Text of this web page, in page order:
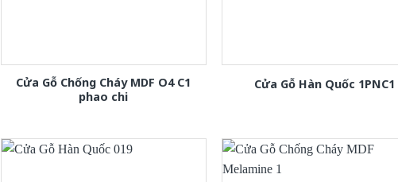
Cửa Gỗ Chống Cháy MDF O4 C1
phao chi
Cửa Gỗ Hàn Quốc 1PNC1